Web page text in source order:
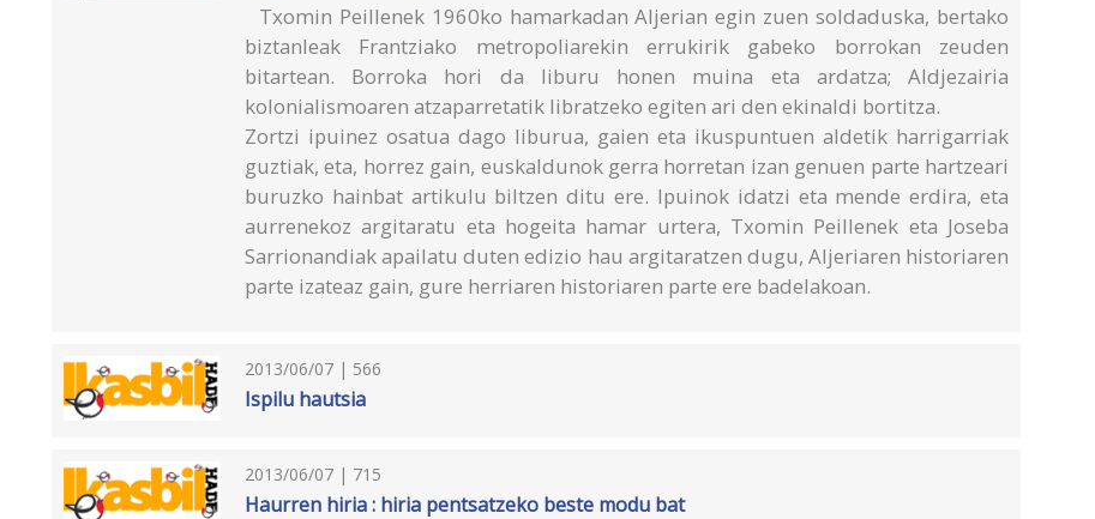
Txomin Peillenek 1960ko hamarkadan Aljerian egin zuen soldaduska, bertako
biztanleak Frantziako metropoliarekin errukirik gabeko borrokan zeuden
bitartean. Borroka hori da liburu honen muina eta ardatza; Aldjezairia
kolonialismoaren atzaparretatik libratzeko egiten ari den ekinaldi bortitza.
Zortzi ipuinez osatua dago liburua, gaien eta ikuspuntuen aldetik harrigarriak
guztiak, eta, horrez gain, euskaldunok gerra horretan izan genuen parte hartzeari
buruzko hainbat artikulu biltzen ditu ere. Ipuinok idatzi eta mende erdira, eta
aurrenekoz argitaratu eta hogeita hamar urtera, Txomin Peillenek eta Joseba
Sarrionandiak apailatu duten edizio hau argitaratzen dugu, Aljeriaren historiaren
parte izateaz gain, gure herriaren historiaren parte ere badelakoan.
2013/06/07 | 566
Ispilu hautsia
2013/06/07 | 715
Haurren hiria : hiria pentsatzeko beste modu bat